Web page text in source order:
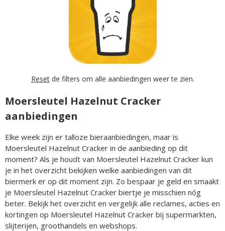
Resetde filters om alle aanbiedingen weer te zien.
Moersleutel Hazelnut Cracker
aanbiedingen
Elke week zijn er talloze bieraanbiedingen, maar is
Moersleutel Hazelnut Cracker in de aanbieding op dit
moment? Als je houdt van Moersleutel Hazelnut Cracker kun
je in het overzicht bekijken welke aanbiedingen van dit
biermerk er op dit moment zijn. Zo bespaar je geld en smaakt
je Moersleutel Hazelnut Cracker biertje je misschien nóg
beter. Bekijk het overzicht en vergelijk alle reclames, acties en
kortingen op Moersleutel Hazelnut Cracker bij supermarkten,
slijterijen, groothandels en webshops.